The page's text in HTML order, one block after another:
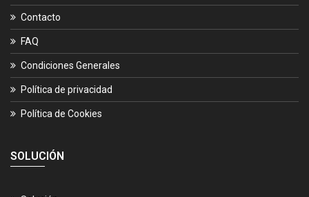
Contacto
FAQ
Condiciones Generales
Política de privacidad
Política de Cookies
SOLUCIÓN